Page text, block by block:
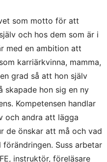
som motto för att
och hos dem som är i
med en ambition att
karriärkvinna, mamma,
grad så att hon själv
skapade hon sig en ny
Kompetensen handlar
och andra att lägga
de önskar att må och vad
Suss arbetar
instruktör, föreläsare